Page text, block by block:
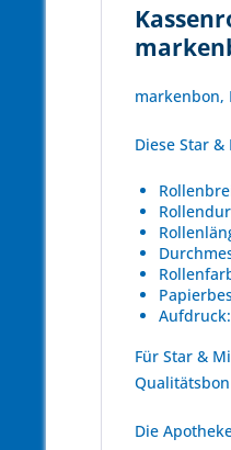
markenbon,
Diese Star
Für Star &
Die